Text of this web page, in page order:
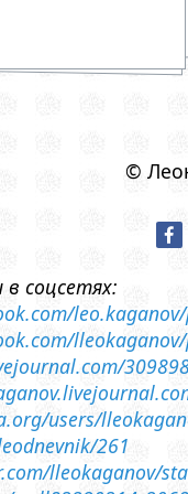
©
в соцсетях:
users/
261
lleokaganov/